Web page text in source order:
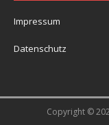
Impressum
Datenschutz
Copyright ©